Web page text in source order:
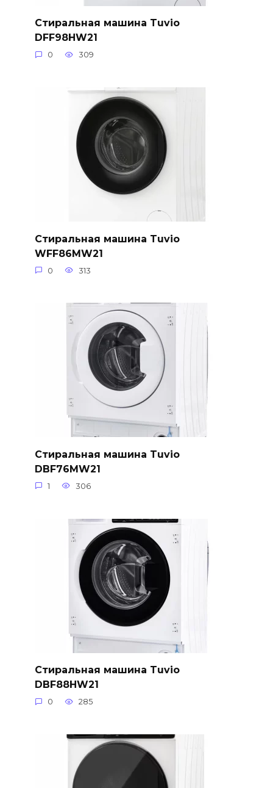
Стиральная машина Tuvio
DFF98HW21
0 309
Стиральная машина Tuvio
WFF86MW21
0 313
Стиральная машина Tuvio
DBF76MW21
1 306
Стиральная машина Tuvio
DBF88HW21
0 285